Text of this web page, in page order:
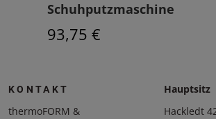
Schuhputzmaschine
93,75 €
KONTAKT
thermoFORM &
Hauptsitz
Hackledt